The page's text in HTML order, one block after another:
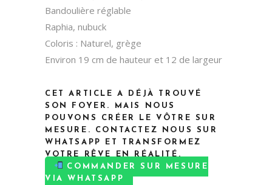
Bandoulière réglable
Raphia, nubuck
Coloris : Naturel, grège
Environ 19 cm de hauteur et 12 de largeur
CET ARTICLE A DÉJÀ TROUVÉ
SON FOYER. MAIS NOUS
POUVONS CRÉER LE VÔTRE SUR
MESURE. CONTACTEZ NOUS SUR
WHATSAPP ET TRANSFORMEZ
VOTRE RÊVE EN RÉALITÉ.
COMMANDER SUR MESURE
VIA WHATSAPP